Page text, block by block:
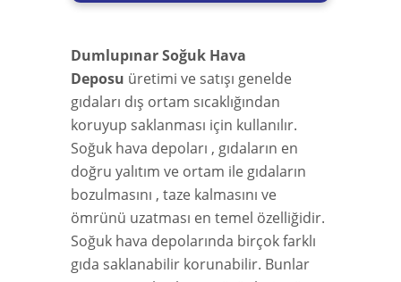
Dumlupınar Soğuk Hava
Deposu üretimi ve satışı genelde
gıdaları dış ortam sıcaklığından
koruyup saklanması için kullanılır.
Soğuk hava depoları , gıdaların en
doğru yalıtım ve ortam ile gıdaların
bozulmasını , taze kalmasını ve
ömrünü uzatması en temel özelliğidir.
Soğuk hava depolarında birçok farklı
gıda saklanabilir korunabilir. Bunlar